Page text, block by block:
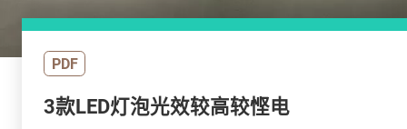
PDF
3款LED灯泡光效较高较悭电